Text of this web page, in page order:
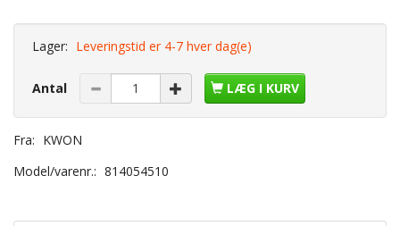
Lager: Leveringstid er 4-7 hver dag(e)
Antal LÆG I KURV
Fra: KWON
Model/varenr.: 814054510